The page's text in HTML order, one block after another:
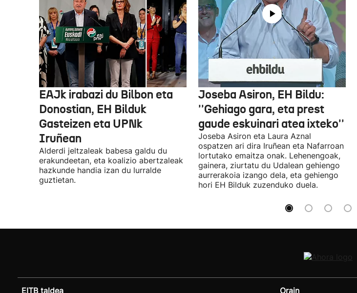
EAJk irabazi du Bilbon eta
Donostian, EH Bilduk
Gasteizen eta UPNk
Iruñean
Alderdi jeltzaleak babesa galdu du
erakundeetan, eta koalizio abertzaleak
hazkunde handia izan du lurralde
guztietan.
Joseba Asiron, EH Bildu:
''Gehiago gara, eta prest
gaude eskuinari atea ixteko''
Joseba Asiron eta Laura Aznal
ospatzen ari dira Iruñean eta Nafarroan
lortutako emaitza onak. Lehenengoak,
gainera, ziurtatu du Udalean gehiengo
aurrerakoia izango dela, eta gehiengo
hori EH Bilduk zuzenduko duela.
EITB taldea Orain